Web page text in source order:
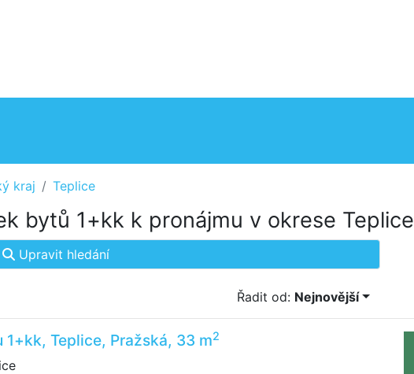
kraj Teplice
bytů 1+kk k pronájmu v okrese Teplice
Upravit hledání
Řadit od: Nejnovější
1+kk, Teplice, Pražská, 33 m2